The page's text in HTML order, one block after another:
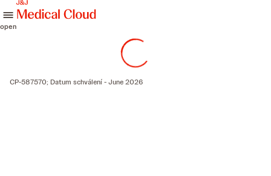
open
CP-587570; Datum schválení - June 2026